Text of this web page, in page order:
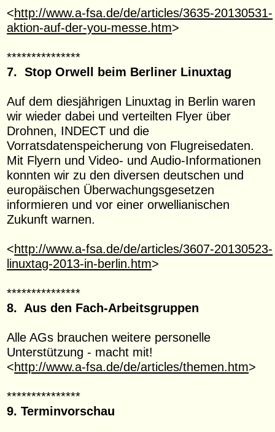
<http://www.a-fsa.de/de/articles/3635-20130531-
aktion-auf-der-you-messe.htm>
***************
7. Stop Orwell beim Berliner Linuxtag
Auf dem diesjährigen Linuxtag in Berlin waren
wir wieder dabei und verteilten Flyer über
Drohnen, INDECT und die
Vorratsdatenspeicherung von Flugreisedaten.
Mit Flyern und Video- und Audio-Informationen
konnten wir zu den diversen deutschen und
europäischen Überwachungsgesetzen
informieren und vor einer orwellianischen
Zukunft warnen.
<http://www.a-fsa.de/de/articles/3607-20130523-
linuxtag-2013-in-berlin.htm>
***************
8. Aus den Fach-Arbeitsgruppen
Alle AGs brauchen weitere personelle
Unterstützung - macht mit!
<http://www.a-fsa.de/de/articles/themen.htm>
***************
9. Terminvorschau